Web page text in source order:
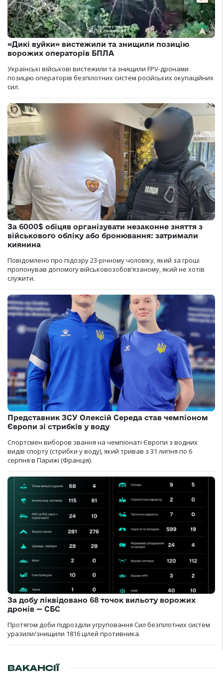
«Дикі вуйки» вистежили та знищили позицію
ворожих операторів БПЛА
Українські військові вистежили та знищили FPV-дронами
позицію операторів безпілотних систем російських окупаційних
сил.
За 6000$ обіцяв організувати незаконне зняття з
військового обліку або бронювання: затримали
киянина
Повідомлено про підозру 23-річному чоловіку, який за гроші
пропонував допомогу військовозобов’язаному, який не хотів
служити.
Представник ЗСУ Олексій Середа став чемпіоном
Європи зі стрибків у воду
Спортсмен виборов звання на чемпіонаті Європи з водних
видів спорту (стрибки у воду), який тривав з 31 липня по 6
серпня в Парижі (Франція).
За добу ліквідовано 68 точок вильоту ворожих
дронів — СБС
Протягом доби підрозділи угруповання Сил безпілотних систем
уразили/знищили 1816 цілей противника.
ВАКАНСІЇ